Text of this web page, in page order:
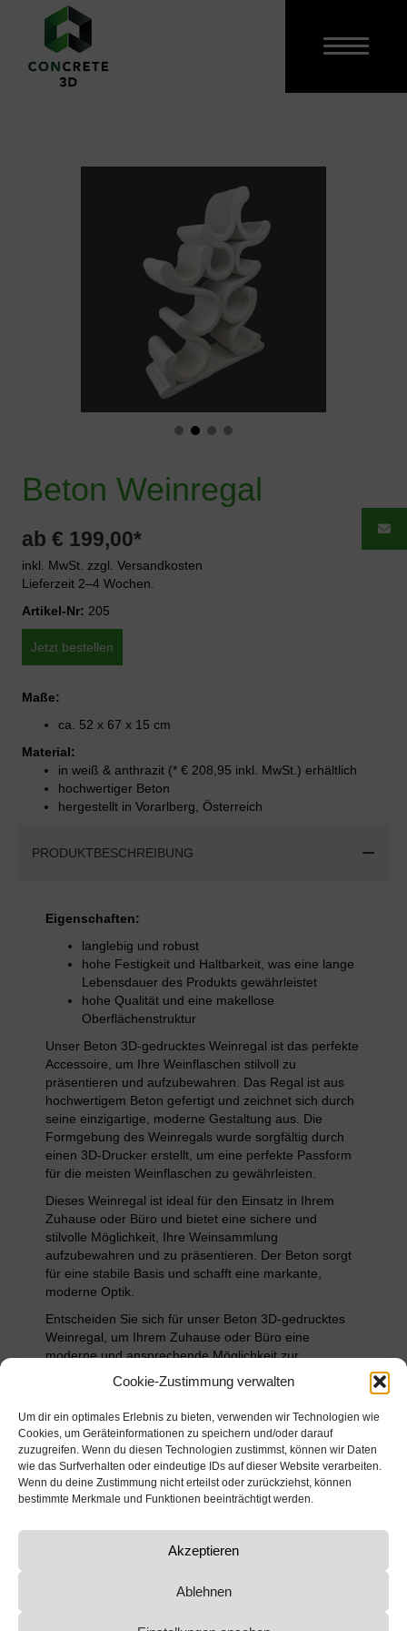
Cookie-Zustimmung verwalten
Um dir ein optimales Erlebnis zu bieten, verwenden wir Technologien wie
Cookies, um Geräteinformationen zu speichern und/oder darauf
zuzugreifen. Wenn du diesen Technologien zustimmst, können wir Daten
wie das Surfverhalten oder eindeutige IDs auf dieser Website verarbeiten.
Wenn du deine Zustimmung nicht erteilst oder zurückziehst, können
bestimmte Merkmale und Funktionen beeinträchtigt werden.
Akzeptieren
Ablehnen
Beton Weinregal
ab € 199,00*
inkl. MwSt. zzgl. Versandkosten
Lieferzeit 2–4 Wochen.
Artikel-Nr: 205
Jetzt bestellen
Maße:
ca. 52 x 67 x 15 cm
Material:
in weiß & anthrazit (* € 208,95 inkl. MwSt.) erhältlich
hochwertiger Beton
hergestellt in Vorarlberg, Österreich
PRODUKTBESCHREIBUNG
Eigenschaften:
langlebig und robust
hohe Festigkeit und Haltbarkeit, was eine lange
Lebensdauer des Produkts gewährleistet
hohe Qualität und eine makellose
Oberflächenstruktur
Unser Beton 3D-gedrucktes Weinregal ist das perfekte
Accessoire, um Ihre Weinflaschen stilvoll zu
präsentieren und aufzubewahren. Das Regal ist aus
hochwertigem Beton gefertigt und zeichnet sich durch
seine einzigartige, moderne Gestaltung aus. Die
Formgebung des Weinregals wurde sorgfältig durch
einen 3D-Drucker erstellt, um eine perfekte Passform
für die meisten Weinflaschen zu gewährleisten.
Dieses Weinregal ist ideal für den Einsatz in Ihrem
Zuhause oder Büro und bietet eine sichere und
stilvolle Möglichkeit, Ihre Weinsammlung
aufzubewahren und zu präsentieren. Der Beton sorgt
für eine stabile Basis und schafft eine markante,
moderne Optik.
Entscheiden Sie sich für unser Beton 3D-gedrucktes
Weinregal, um Ihrem Zuhause oder Büro eine
moderne und ansprechende Möglichkeit zur
Präsentation und Aufbewahrung Ihrer Weinsammlung
zu bieten. Das Regal ist ein Statement-Accessoire, das
aufgrund seiner Qualität und Langlebigkeit eine
Investition wert ist.
← 204 | Beton Aschenbecher Blopp 206 | Beton Wohnwand →